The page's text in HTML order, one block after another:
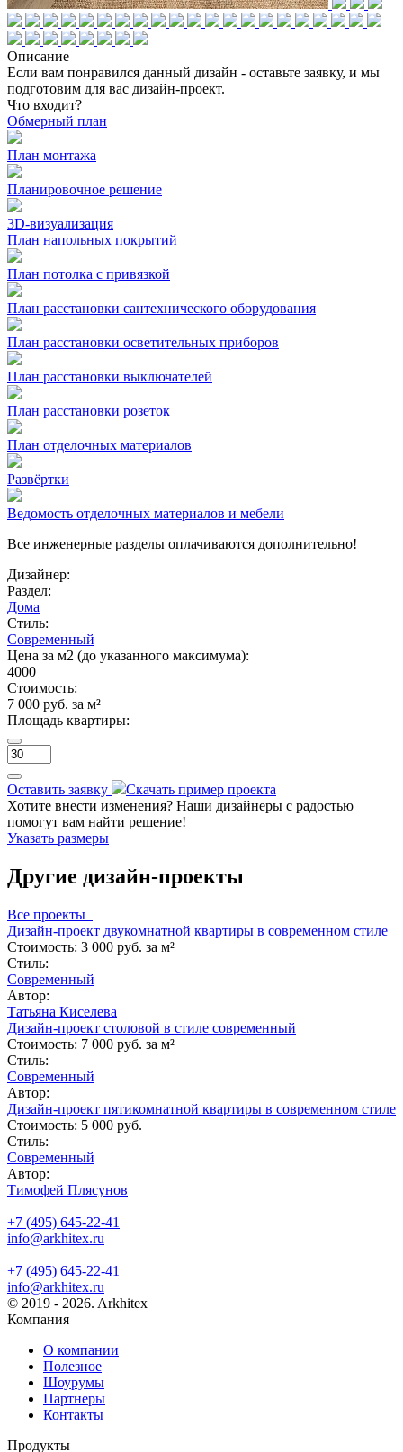
Описание
Если вам понравился данный дизайн - оставьте заявку, и мы
подготовим для вас дизайн-проект.
Что входит?
Обмерный план
План монтажа
Планировочное решение
3D-визуализация
План напольных покрытий
План потолка с привязкой
План расстановки сантехнического оборудования
План расстановки осветительных приборов
План расстановки выключателей
План расстановки розеток
План отделочных материалов
Развёртки
Ведомость отделочных материалов и мебели
Все инженерные разделы оплачиваются дополнительно!
Дизайнер:
Раздел:
Дома
Стиль:
Современный
Цена за м2 (до указанного максимума):
4000
Стоимость:
7 000 руб. за м²
Площадь квартиры:
Оставить заявку
Скачать пример проекта
Хотите внести изменения? Наши дизайнеры с радостью
помогут вам найти решение!
Указать размеры
Другие дизайн-проекты
Все проекты
Дизайн-проект двукомнатной квартиры в современном стиле
Стоимость: 3 000 руб. за м²
Стиль:
Современный
Автор:
Татьяна Киселева
Дизайн-проект столовой в стиле современный
Стоимость: 7 000 руб. за м²
Стиль:
Современный
Автор:
Дизайн-проект пятикомнатной квартиры в современном стиле
Стоимость: 5 000 руб.
Стиль:
Современный
Автор:
Тимофей Плясунов
+7 (495) 645-22-41
info@arkhitex.ru
+7 (495) 645-22-41
info@arkhitex.ru
© 2019 - 2026. Arkhitex
Компания
О компании
Полезное
Шоурумы
Партнеры
Контакты
Продукты